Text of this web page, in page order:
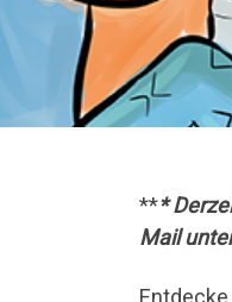
***
Mail